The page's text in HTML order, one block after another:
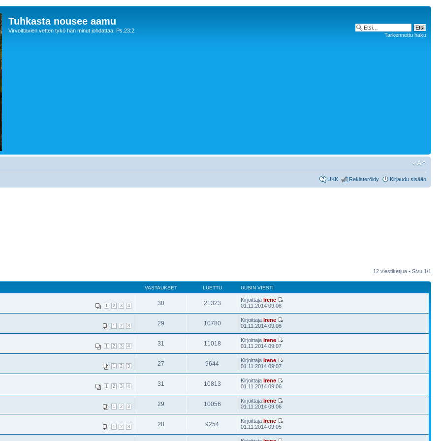
Tuhkasta nousee aamu
Virvoittavien vetten tykö hän minut johdattaa. Ps.23:2
Tarkennettu haku
UKK Rekisteröidy Kirjaudu sisään
12 viestiketjua • Sivu 1/1
VASTAUKSET LUETTU UUSIN VIESTI
1 2 3 4 30 21323 KirjoittajaIrene
01.11.2014 09:08
1 2 3 29 10780 KirjoittajaIrene
01.11.2014 09:08
1 2 3 4 31 11018 KirjoittajaIrene
01.11.2014 09:07
1 2 3 27 9644 KirjoittajaIrene
01.11.2014 09:07
1 2 3 4 31 10813 KirjoittajaIrene
01.11.2014 09:06
1 2 3 29 10056 KirjoittajaIrene
01.11.2014 09:06
1 2 3 28 9254 KirjoittajaIrene
01.11.2014 09:05